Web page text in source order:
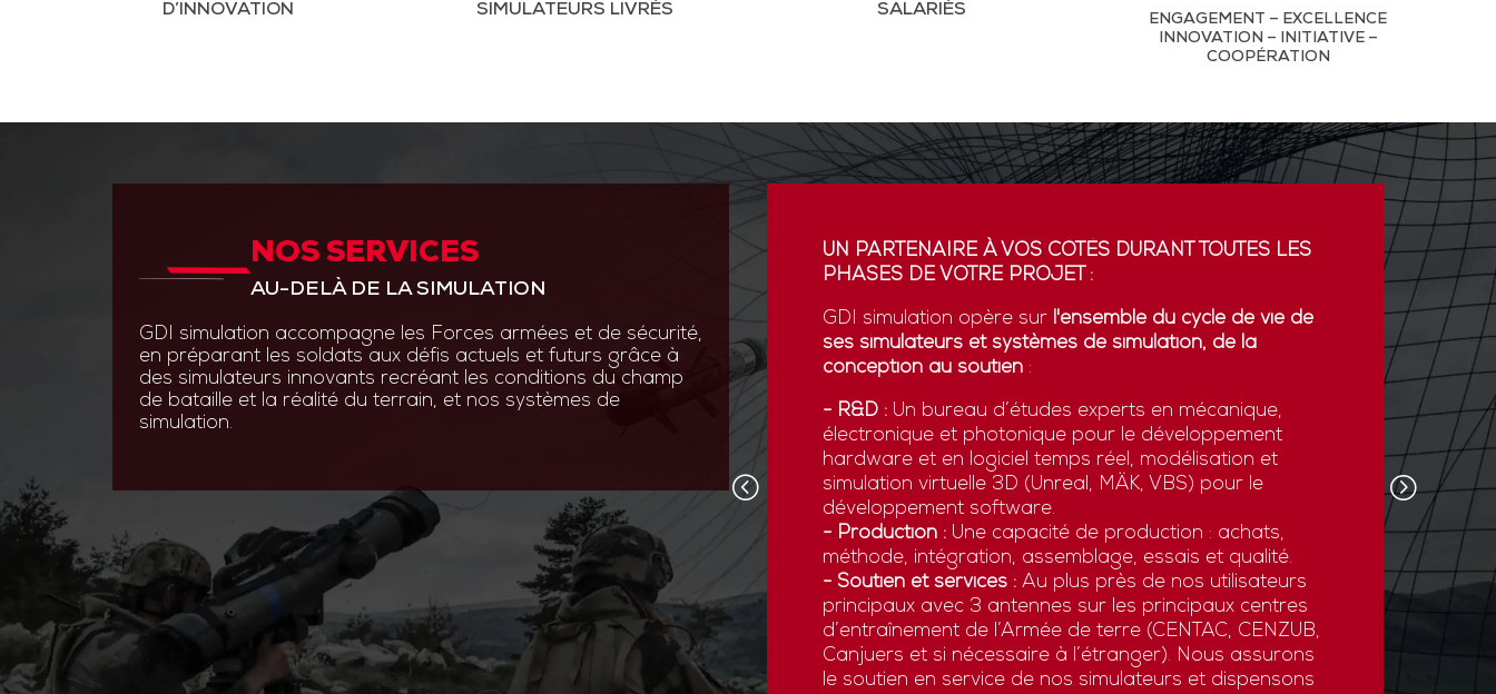
D’INNOVATION SIMULATEURS LIVRÉS SALARIÉS
ENGAGEMENT – EXCELLENCE
INNOVATION – INITIATIVE –
COOPÉRATION
NOS SERVICES
AU-DELÀ DE LA SIMULATION
GDI simulation accompagne les Forces armées et de sécurité,
en préparant les soldats aux défis actuels et futurs grâce à
des simulateurs innovants recréant les conditions du champ
de bataille et la réalité du terrain, et nos systèmes de
simulation.
ANTICIPER PAR L’INNOVATION
GDI Simulation place l’innovation au cœur de sa R&D
ingénierie système, optronique, micromécanique et
logiciels.
Grâce à des technologies de pointe comme la réalité
aux contraintes du terrain.
UN PARTENAIRE À VOS CÔTÉS DURANT TOUTES LES
PHASES DE VOTRE PROJET :
GDI simulation opère sur l'ensemble du cycle de vie de
ses simulateurs et systèmes de simulation, de la
conception au soutien :
- R&D : Un bureau d’études experts en mécanique,
électronique et photonique pour le développement
hardware et en logiciel temps réel, modélisation et
simulation virtuelle 3D (Unreal, MÄK, VBS) pour le
développement software.
- Production : Une capacité de production : achats,
méthode, intégration, assemblage, essais et qualité.
- Soutien et services : Au plus près de nos utilisateurs
principaux avec 3 antennes sur les principaux centres
d’entraînement de l’Armée de terre (CENTAC, CENZUB,
Canjuers et si nécessaire à l’étranger). Nous assurons
le soutien en service de nos simulateurs et dispensons
GDI
La
l’export.
GDI
son
et des